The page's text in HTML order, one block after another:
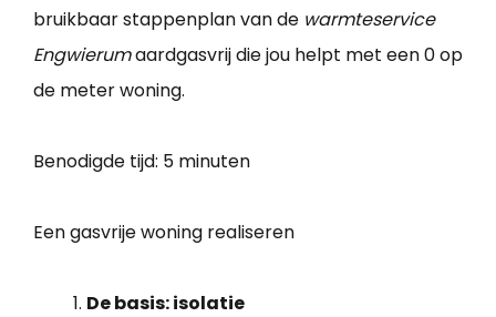
bruikbaar stappenplan van de warmteservice
Engwierumaardgasvrij die jou helpt met een 0 op
de meter woning.
Benodigde tijd: 5 minuten
Een gasvrije woning realiseren
De basis: isolatie